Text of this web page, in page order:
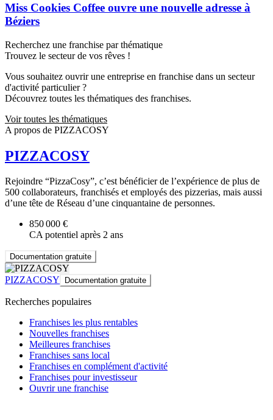
Miss Cookies Coffee ouvre une nouvelle adresse à
Béziers
Recherchez une franchise par thématique
Trouvez le secteur de vos rêves !
Vous souhaitez ouvrir une entreprise en franchise dans un secteur
d'activité particulier ?
Découvrez toutes les thématiques des franchises.
Voir toutes les thématiques
A propos de PIZZACOSY
PIZZACOSY
Rejoindre “PizzaCosy”, c’est bénéficier de l’expérience de plus de
500 collaborateurs, franchisés et employés des pizzerias, mais aussi
d’une tête de Réseau d’une cinquantaine de personnes.
850 000 €
CA potentiel après 2 ans
Documentation gratuite
PIZZACOSY Documentation gratuite
Recherches populaires
Franchises les plus rentables
Nouvelles franchises
Meilleures franchises
Franchises sans local
Franchises en complément d'activité
Franchises pour investisseur
Ouvrir une franchise